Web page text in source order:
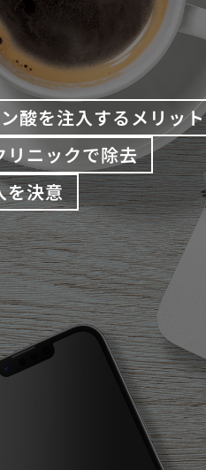
酸を注入するメリット
リニックで除去
を決意